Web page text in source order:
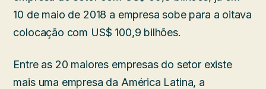
10 de maio de 2018 a empresa sobe para a oitava
colocação com US$ 100,9 bilhões.
Entre as 20 maiores empresas do setor existe
mais uma empresa da América Latina, a